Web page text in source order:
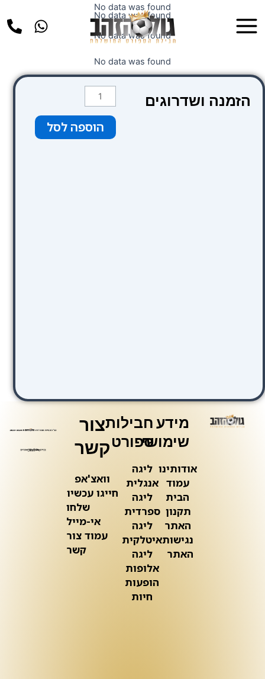
לתוכן
Menu
No data was found
No data was found
No data was found
No data was found
הזמנה ושדרוגים
כמות
של
Eurostars
Madrid
הוספה לסל
מידע
שימושי
אודותינו
עמוד
הבית
תקנון
האתר
נגישות
האתר
חבילות
ספורט
ליגה
אנגלית
ליגה
ספרדית
ליגה
איטלקית
ליגה
אלופות
הופעות
חיות
צור
קשר
וואצ'אפ
חייגו עכשיו
שלחו
אי-מייל
עמוד צור
קשר